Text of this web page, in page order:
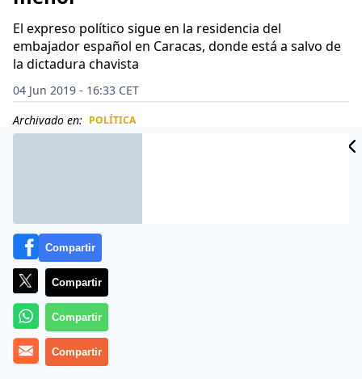
El expreso político sigue en la residencia del
embajador español en Caracas, donde está a salvo de
la dictadura chavista
04 Jun 2019 - 16:33 CET
Archivado en: POLÍTICA
Compartir
Compartir
Compartir
Compartir